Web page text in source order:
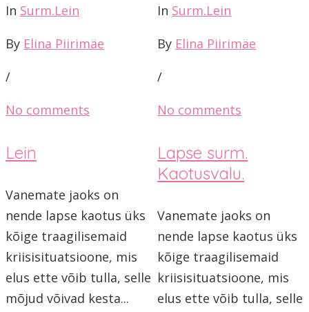
In Surm.Lein
By Elina Piirimäe
/
No comments
Lein
Vanemate jaoks on
nende lapse kaotus üks
kõige traagilisemaid
kriisisituatsioone, mis
elus ette võib tulla, selle
mõjud võivad kesta...
In Surm.Lein
By Elina Piirimäe
/
No comments
Lapse surm.
Kaotusvalu.
Vanemate jaoks on
nende lapse kaotus üks
kõige traagilisemaid
kriisisituatsioone, mis
elus ette võib tulla, selle